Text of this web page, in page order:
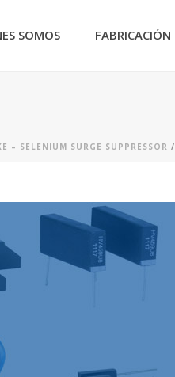
SOMOS FABRICACIÓN
– SELENIUM SURGE SUPPRESSOR /